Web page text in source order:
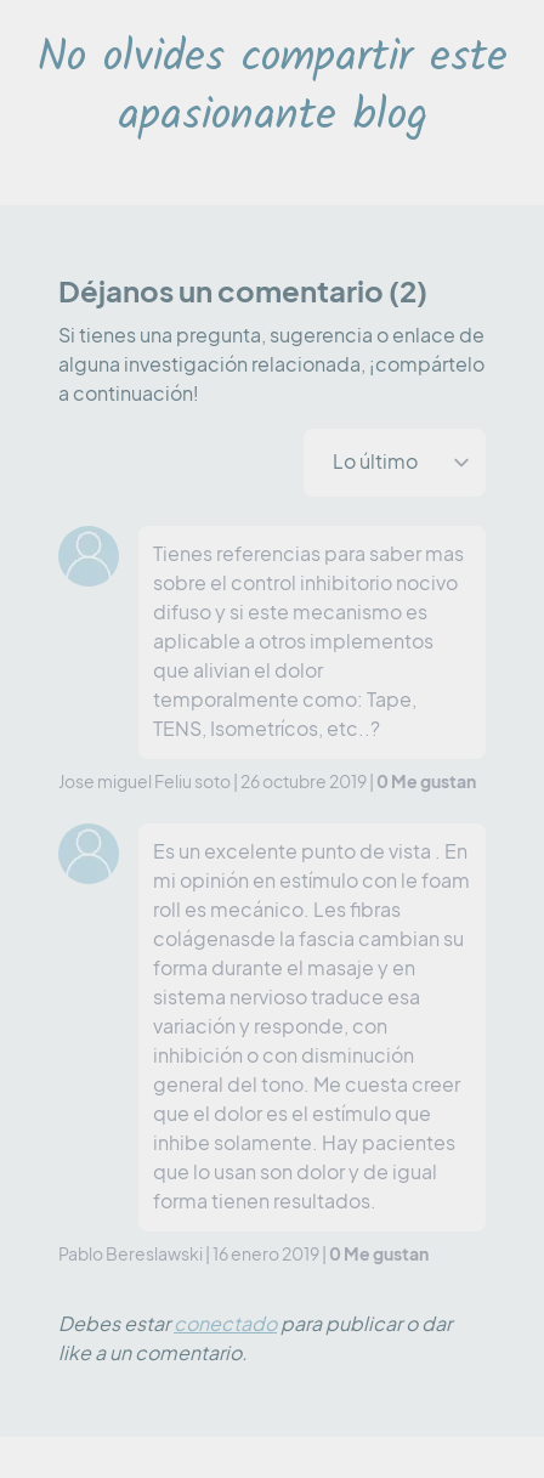
No olvides compartir este
apasionante blog
Déjanos un comentario (2)
Si tienes una pregunta, sugerencia o enlace de
alguna investigación relacionada, ¡compártelo
a continuación!
Tienes referencias para saber mas
sobre el control inhibitorio nocivo
difuso y si este mecanismo es
aplicable a otros implementos
que alivian el dolor
temporalmente como: Tape,
TENS, Isometrícos, etc..?
Jose miguel Feliu soto 26 octubre 2019 0 Me gustan
Es un excelente punto de vista . En
mi opinión en estímulo con le foam
roll es mecánico. Les fibras
colágenasde la fascia cambian su
forma durante el masaje y en
sistema nervioso traduce esa
variación y responde, con
inhibición o con disminución
general del tono. Me cuesta creer
que el dolor es el estímulo que
inhibe solamente. Hay pacientes
que lo usan son dolor y de igual
forma tienen resultados.
Pablo Bereslawski 16 enero 2019 0 Me gustan
Debes estarconectadopara publicar o dar
like a un comentario.